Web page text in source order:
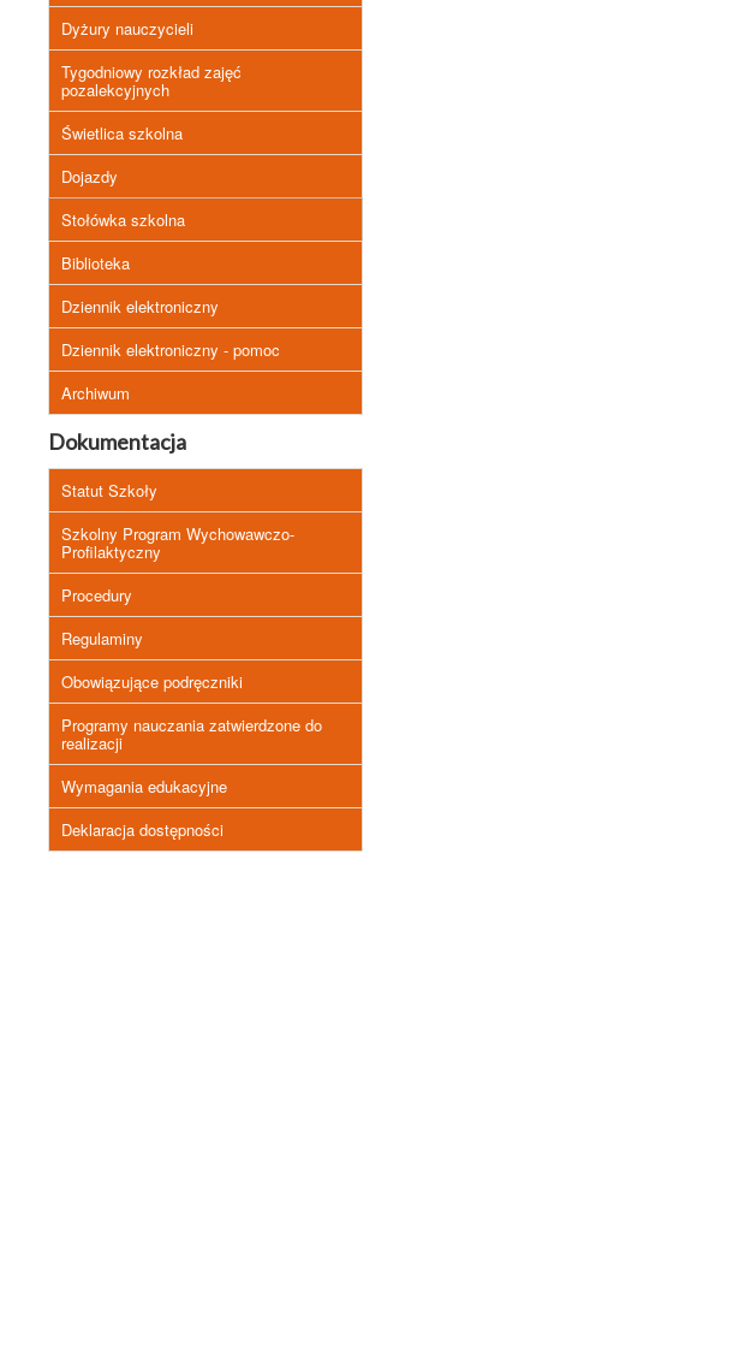
Dyżury nauczycieli
Tygodniowy rozkład zajęć
pozalekcyjnych
Świetlica szkolna
Dojazdy
Stołówka szkolna
Biblioteka
Dziennik elektroniczny
Dziennik elektroniczny - pomoc
Archiwum
Dokumentacja
Statut Szkoły
Szkolny Program Wychowawczo-
Profilaktyczny
Procedury
Regulaminy
Obowiązujące podręczniki
Programy nauczania zatwierdzone do
realizacji
Wymagania edukacyjne
Deklaracja dostępności